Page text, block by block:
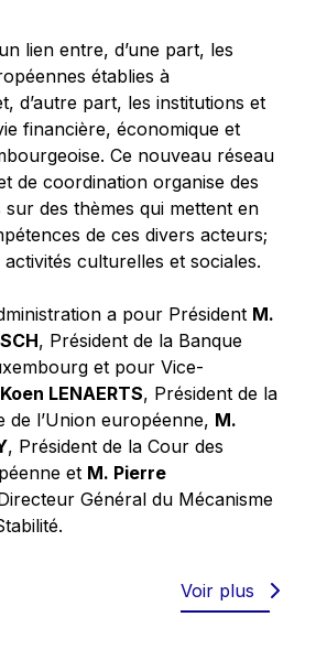
Sohlman
Marty
Donohoe
Maystadt
Pelly
lien entre, d’une part, les
établies à
d’autre part, les institutions et
financière, économique et
Ce nouveau réseau
de coordination organise des
sur des thèmes qui mettent en
de ces divers acteurs;
culturelles et sociales.
a pour Président M.
, Président de la Banque
et pour Vice-
LENAERTS, Président de la
de l’Union européenne, M.
, Président de la Cour des
et M. Pierre
Général du Mécanisme
Voir plus